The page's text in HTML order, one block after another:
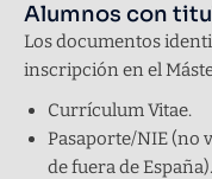
Alumnos con
Los documentos
inscripción en el
Currículum Vitae.
Pasaporte/NIE (no
de fuera de España).